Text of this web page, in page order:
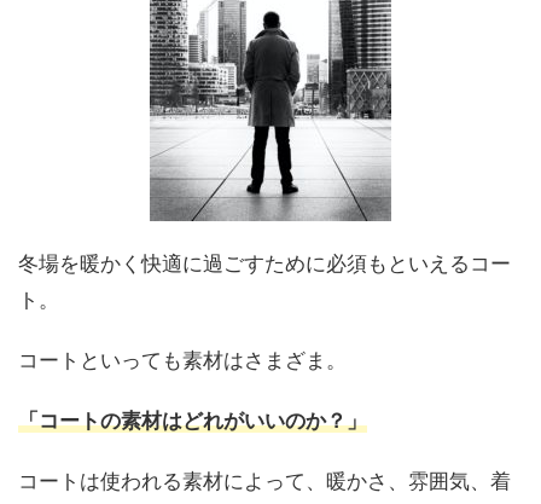
冬場を暖かく快適に過ごすために必須もといえるコー
ト。
コートといっても素材はさまざま。
「コートの素材はどれがいいのか？」
コートは使われる素材によって、暖かさ、雰囲気、着